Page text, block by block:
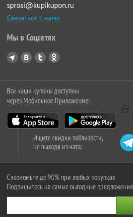
sprosi@kupikupon.ru
Связаться с нами
Мы в Соцсетях
Все наши купоны доступны
через Мобильное Приложение:
Ищите скидки поблизости,
не выходя из чата:
Сэкономьте до 90% при любых покупках
Подпишитесь на самые выгодные предложения